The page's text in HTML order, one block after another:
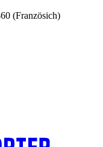
(Französich)